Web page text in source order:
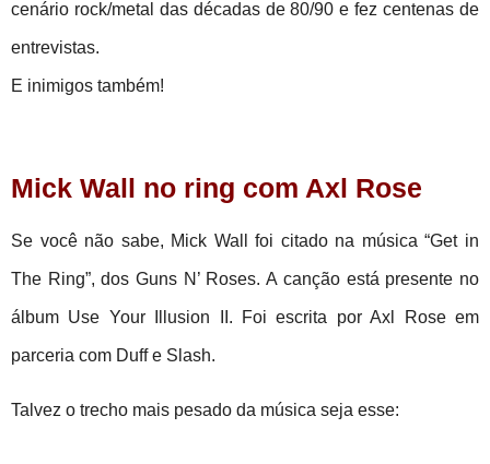
cenário rock/metal das décadas de 80/90 e fez centenas de
entrevistas.
E inimigos também!
Mick Wall no ring com Axl Rose
Se você não sabe, Mick Wall foi citado na música “Get in
The Ring”, dos Guns N’ Roses. A canção está presente no
álbum Use Your Illusion II. Foi escrita por Axl Rose em
parceria com Duff e Slash.
Talvez o trecho mais pesado da música seja esse: